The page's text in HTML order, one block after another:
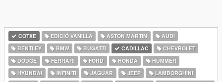
COTXE EDICIÓ VANILLA ASTON MARTIN
AUDI
BENTLEY
BMW BUGATTI CADILLAC
CHEVROLET
DODGE
FERRARI FORD HONDA
HUMMER
HYUNDAI
INFINITI JAGUAR JEEP
LAMBORGHINI